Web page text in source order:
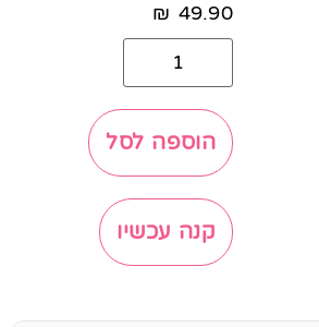
49.90
₪
הוספה לסל
קנה עכשיו